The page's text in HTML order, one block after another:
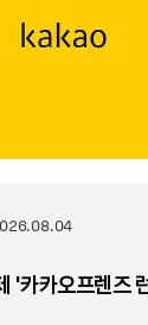
'카카오프렌즈